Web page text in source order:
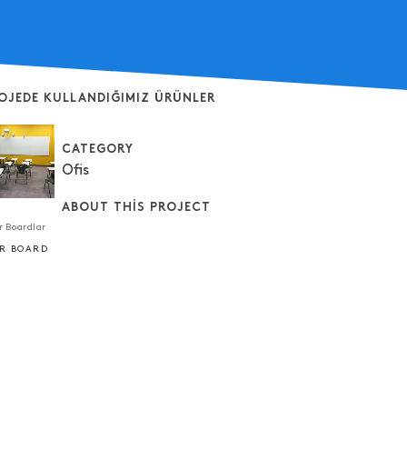
KULLANDIĞIMIZ ÜRÜNLER
Boardlar
BOARD
CATEGORY
Ofis
ABOUT THIS PROJECT